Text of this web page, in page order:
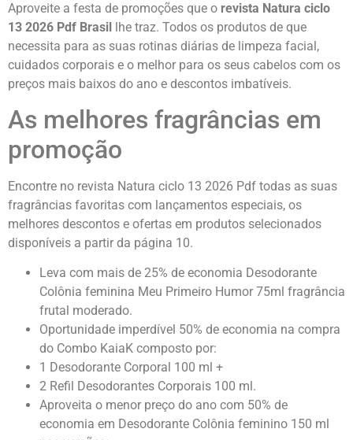
Aproveite a festa de promoções que o revista Natura ciclo
13 2026 Pdf Brasil lhe traz. Todos os produtos de que
necessita para as suas rotinas diárias de limpeza facial,
cuidados corporais e o melhor para os seus cabelos com os
preços mais baixos do ano e descontos imbatíveis.
As melhores fragrâncias em
promoção
Encontre no revista Natura ciclo 13 2026 Pdf todas as suas
fragrâncias favoritas com lançamentos especiais, os
melhores descontos e ofertas em produtos selecionados
disponíveis a partir da página 10.
Leva com mais de 25% de economia Desodorante
Colônia feminina Meu Primeiro Humor 75ml fragrância
frutal moderado.
Oportunidade imperdível 50% de economia na compra
do Combo KaiaK composto por:
1 Desodorante Corporal 100 ml +
2 Refil Desodorantes Corporais 100 ml.
Aproveita o menor preço do ano com 50% de
economia em Desodorante Colônia feminino 150 ml